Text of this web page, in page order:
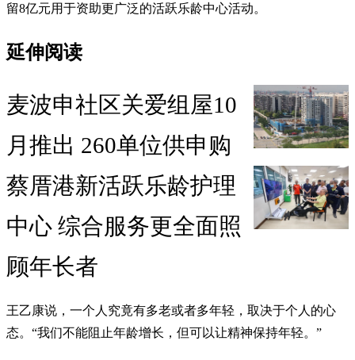
留8亿元用于资助更广泛的活跃乐龄中心活动。
延伸阅读
麦波申社区关爱组屋10
月推出 260单位供申购
蔡厝港新活跃乐龄护理
中心 综合服务更全面照
顾年长者
王乙康说，一个人究竟有多老或者多年轻，取决于个人的心
态。“我们不能阻止年龄增长，但可以让精神保持年轻。”